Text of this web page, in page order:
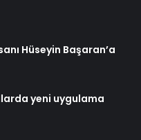
Hüseyin Başaran’a
yeni uygulama